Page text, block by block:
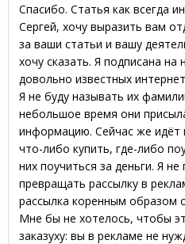
Спасибо. Статья как всегда
Сергей, хочу выразить вам
за ваши статьи и вашу
хочу сказать. Я подписана на
довольно известных
Я не буду называть их
небольшое время они
информацию. Сейчас же идёт
что-либо купить, где-либо
них поучиться за деньги. Я
превращать рассылку в
рассылка коренным образом
Мне бы не хотелось, чтобы
заказуху: вы в рекламе не